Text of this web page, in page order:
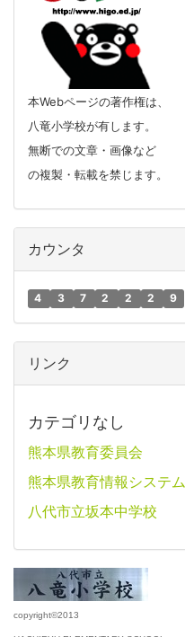
本Webページの著作権は、
八竜小学校が有します。
無断での文章・画像など
の複製・転載を禁じます。
カウンタ
4 3 7 2 2 2 9
リンク
カテゴリなし
熊本県教育委員会
熊本県教育情報システム
八代市立坂本中学校
copyright©2013